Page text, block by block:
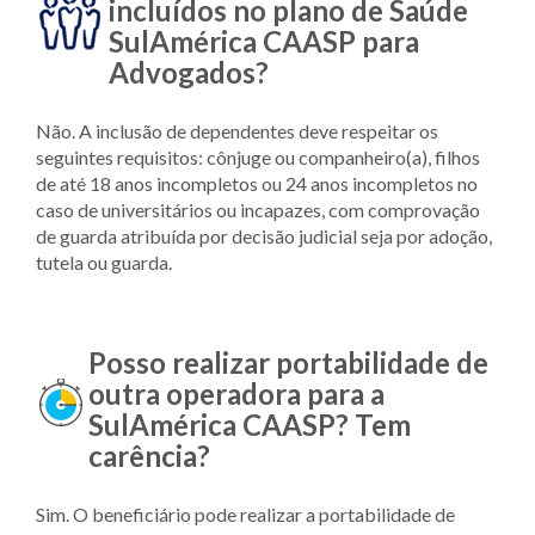
incluídos no plano de Saúde
SulAmérica CAASP para
Advogados?
Não. A inclusão de dependentes deve respeitar os
seguintes requisitos: cônjuge ou companheiro(a), filhos
de até 18 anos incompletos ou 24 anos incompletos no
caso de universitários ou incapazes, com comprovação
de guarda atribuída por decisão judicial seja por adoção,
tutela ou guarda.
Posso realizar portabilidade de
outra operadora para a
SulAmérica CAASP? Tem
carência?
Sim. O beneficiário pode realizar a portabilidade de